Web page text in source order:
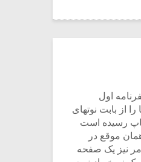
اول
ما را از بابت نوتهای
رسیده است
که در همان موقع در
نیز یک صفحه